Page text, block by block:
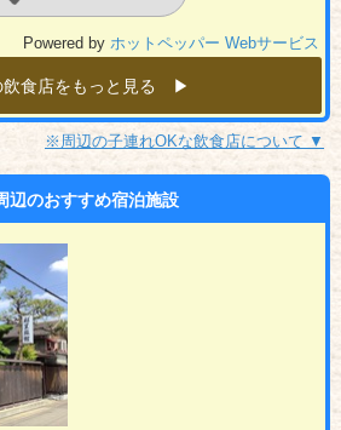
Powered byホットペッパー Webサービス
飲食店をもっと見る ▶︎
※周辺の子連れOKな飲食店について ▼
辺のおすすめ宿泊施設